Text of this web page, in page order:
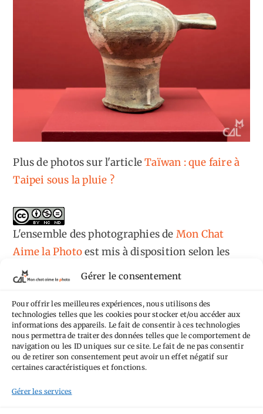
Gérer le consentement
Pour offrir les meilleures expériences, nous utilisons des
technologies telles que les cookies pour stocker et/ou accéder aux
informations des appareils. Le fait de consentir à ces technologies
nous permettra de traiter des données telles que le comportement de
navigation ou les ID uniques sur ce site. Le fait de ne pas consentir
ou de retirer son consentement peut avoir un effet négatif sur
certaines caractéristiques et fonctions.
Gérer les services
Plus de photos sur l'articleTaïwan : que faire à
Taipei sous la pluie ?
L'ensemble des photographiesde Mon Chat
Aime la Photoest mis à disposition selon les
termes de la
licence Creative Commons
Attribution - Pas d'Utilisation Commerciale -
Pas de Modification 4.0 International.
Fondé(e) sur une œuvre dehttps://mcalp.fr.